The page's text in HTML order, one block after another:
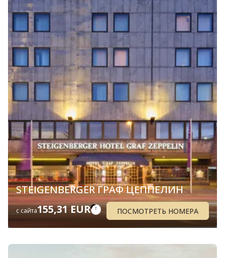
STEIGENBERGER ГРАФ ЦЕППЕЛИН
с сайта155,31 EUR ПОСМОТРЕТЬ НОМЕРА